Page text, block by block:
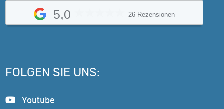
5,0 26 Rezensionen
FOLGEN SIE UNS:
Youtube